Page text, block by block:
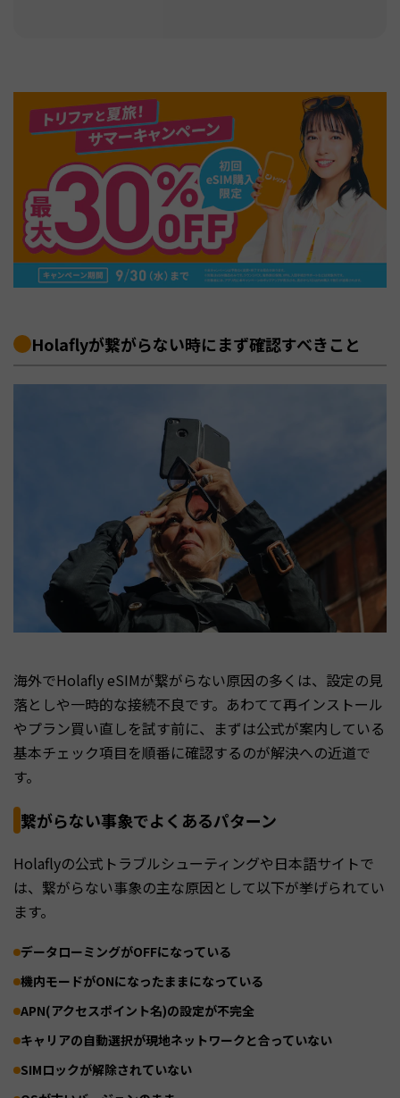
Holaflyが繋がらない時にまず確認すべきこと
海外でHolafly eSIMが繋がらない原因の多くは、設定の見
落としや一時的な接続不良です。あわてて再インストール
やプラン買い直しを試す前に、まずは公式が案内している
基本チェック項目を順番に確認するのが解決への近道で
す。
繋がらない事象でよくあるパターン
Holaflyの公式トラブルシューティングや日本語サイトで
は、繋がらない事象の主な原因として以下が挙げられてい
ます。
データローミングがOFFになっている
機内モードがONになったままになっている
APN(アクセスポイント名)の設定が不完全
キャリアの自動選択が現地ネットワークと合っていない
SIMロックが解除されていない